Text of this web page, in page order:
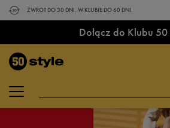
ZWROT DO 30 DNI. W KLUBIE DO 60 DNI.
Dołącz do Klubu 50